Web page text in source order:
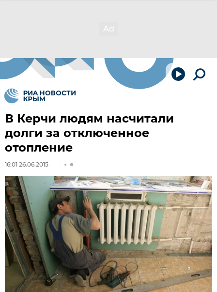
В Керчи людям насчитали
долги за отключенное
отопление
16:01 26.06.2015